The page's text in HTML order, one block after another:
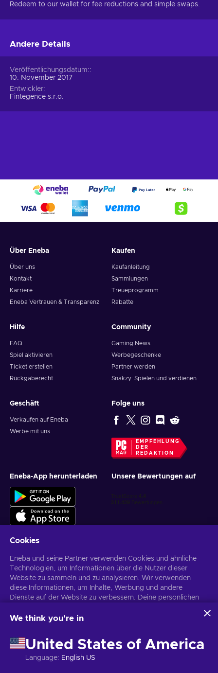
Redeem to our wallet for fee reductions and simple swaps.
Andere Details
Veröffentlichungsdatum:
10. November 2017
Entwickler
Fintegence s.r.o.
Über Eneba
Über uns
Kontakt
Karriere
Eneba Vertrauen & Transparenz
Kaufen
Kaufanleitung
Sammlungen
Treueprogramm
Rabatte
Hilfe
FAQ
Spiel aktivieren
Ticket erstellen
Rückgaberecht
Community
Gaming News
Werbegeschenke
Partner werden
Snakzy: Spielen und verdienen
Geschäft
Verkaufen auf Eneba
Werbe mit uns
Folge uns
EMPFEHLUNG
DER
REDAKTION
Eneba-App herunterladen Unsere Bewertungen auf
Abonnieren
Du kannst dich jederzeit wieder abmelden. Weitere Informationen in
Cookies
Eneba und seine Partner verwenden Cookies und ähnliche
Technologien, um Informationen über die Nutzer dieser
Website zu sammeln und zu analysieren. Wir verwenden
diese Informationen, um Inhalte, Werbung und andere
Dienste auf der Website zu verbessern. Deine persönlichen
verwendet werden.
Verwendung dieser Technologien durch Eneba und seine
Partner zu. Du kannst deine Zustimmung anpassen, indem du
auf „Anpassen“ klickst.
We think you're in
United States of America
Language: English US